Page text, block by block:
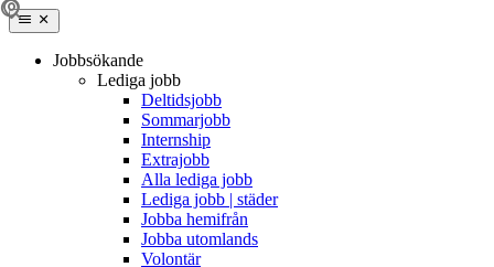
Jobbsökande
Lediga jobb
Deltidsjobb
Sommarjobb
Internship
Extrajobb
Alla lediga jobb
Lediga jobb | städer
Jobba hemifrån
Jobba utomlands
Volontär